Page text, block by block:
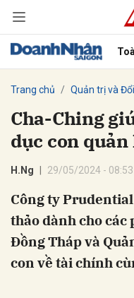
Trang chủ Quản trị và
Cha-Ching
dục con
H.Ng 29/05/2024 - 08:53
Công ty
thảo dành cho
Đồng Tháp và
con về tài chính